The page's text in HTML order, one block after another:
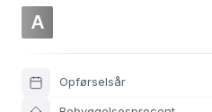
A
Opførselsår